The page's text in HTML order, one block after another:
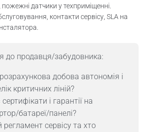
датчики у техприміщенні.
контакти сервісу, SLA на
до продавця/забудовника:
добова автономія і
критичних ліній?
і гарантії на
батареї/панелі?
регламент сервісу та хто